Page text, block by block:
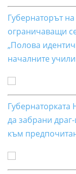
Губернаторът
ограничаващи
„Полова
началните
да забрани
към